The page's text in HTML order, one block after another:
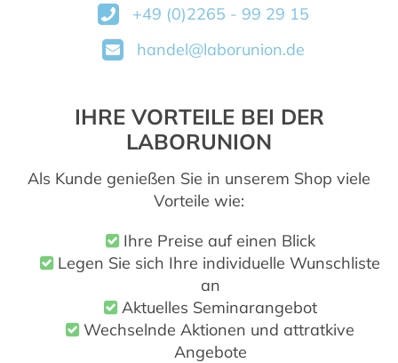
+49 (0)2265 - 99 29 15
handel@laborunion.de
IHRE VORTEILE BEI DER
LABORUNION
Als Kunde genießen Sie in unserem Shop viele
Vorteile wie:
Ihre Preise auf einen Blick
Legen Sie sich Ihre individuelle Wunschliste
an
Aktuelles Seminarangebot
Wechselnde Aktionen und attratkive
Angebote